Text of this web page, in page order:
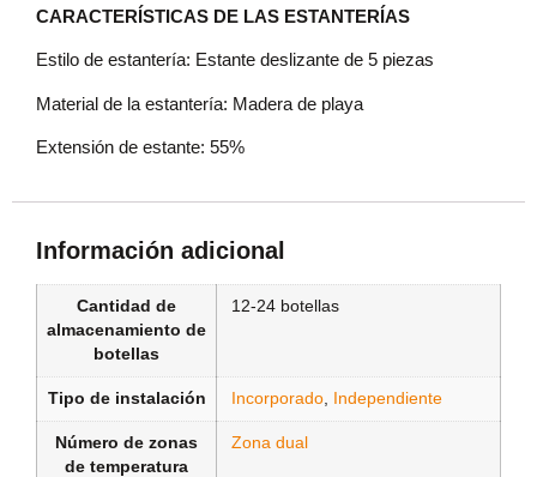
CARACTERÍSTICAS DE LAS ESTANTERÍAS
Estilo de estantería: Estante deslizante de 5 piezas
Material de la estantería: Madera de playa
Extensión de estante: 55%
Información adicional
Cantidad de
almacenamiento de
botellas
12-24 botellas
Tipo de instalación Incorporado Independiente
Número de zonas
de temperatura
Zona dual